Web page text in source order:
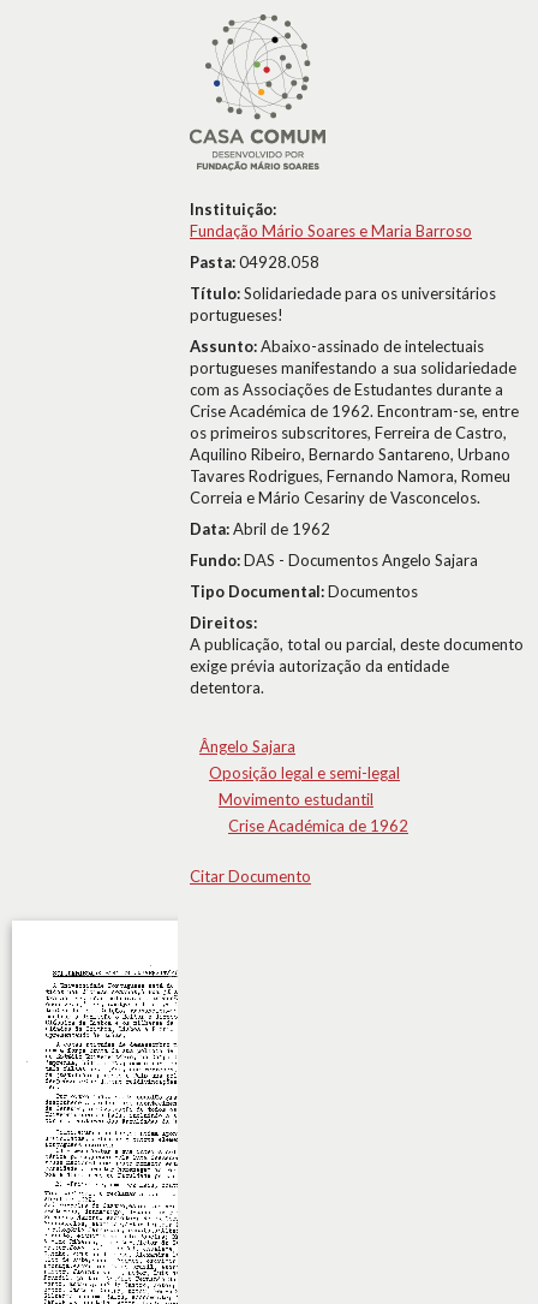
Instituição:
Fundação Mário Soares e Maria Barroso
Pasta:04928.058
Título:Solidariedade para os universitários
portugueses!
Assunto:Abaixo-assinado de intelectuais
portugueses manifestando a sua solidariedade
com as Associações de Estudantes durante a
Crise Académica de 1962. Encontram-se, entre
os primeiros subscritores, Ferreira de Castro,
Aquilino Ribeiro, Bernardo Santareno, Urbano
Tavares Rodrigues, Fernando Namora, Romeu
Correia e Mário Cesariny de Vasconcelos.
Data:Abril de 1962
Fundo:DAS - Documentos Angelo Sajara
Tipo Documental:Documentos
Direitos:
A publicação, total ou parcial, deste documento
exige prévia autorização da entidade
detentora.
Ângelo Sajara
Oposição legal e semi-legal
Movimento estudantil
Crise Académica de 1962
Citar Documento